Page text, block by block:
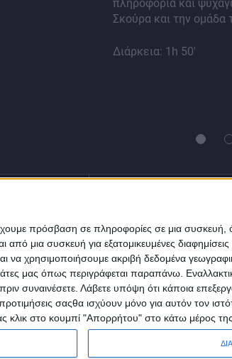
πρόσβαση σε πληροφορίες σε μια
μια συσκευή για εξατομικευμένες
να χρησιμοποιήσουμε ακριβή δεδομένα
μας όπως περιγράφεται παραπάνω.
συναινέσετε. Λάβετε υπόψη ότι κάποια
σαςθα ισχύουν μόνο για αυτόν τον
κλικ στο κουμπί "Απορρήτου" στο κάτω μέρος της
πληροφορία και
Σκούρα και την
Διάρκεια: 1h 50'
Classics
Trailers